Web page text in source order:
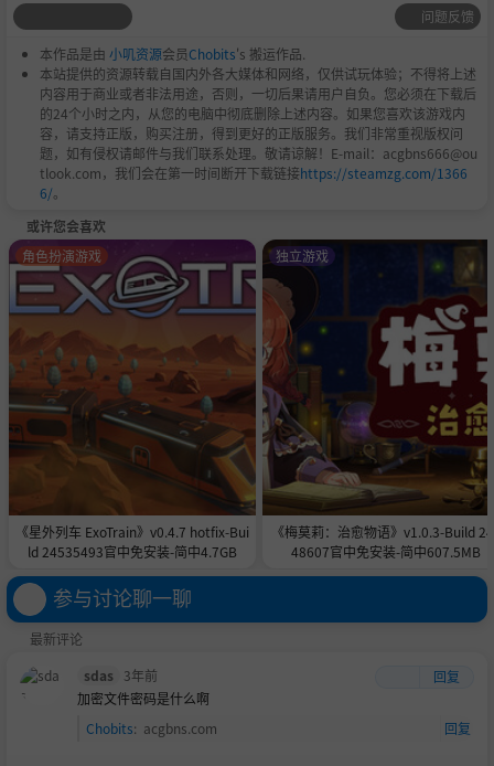
问题反馈
本作品是由 小叽资源会员Chobits's 搬运作品.
本站提供的资源转载自国内外各大媒体和网络，仅供试玩体验；不得将上述
内容用于商业或者非法用途，否则，一切后果请用户自负。您必须在下载后
的24个小时之内，从您的电脑中彻底删除上述内容。如果您喜欢该游戏内
容，请支持正版，购买注册，得到更好的正版服务。我们非常重视版权问
题，如有侵权请邮件与我们联系处理。敬请谅解！E-mail：acgbns666@ou
tlook.com，我们会在第一时间断开下载链接https://steamzg.com/1366
6/。
或许您会喜欢
《星外列车 ExoTrain》v0.4.7 hotfix-Bui
ld 24535493官中免安装-简中4.7GB
角色扮演游戏
《梅莫莉：治愈物语》v1.0.3-Build
48607官中免安装-简中607.5MB
独立游戏
参与讨论聊一聊
最新评论
sdas
3年前
回复
加密文件密码是什么啊
Chobits: acgbns.com 回复